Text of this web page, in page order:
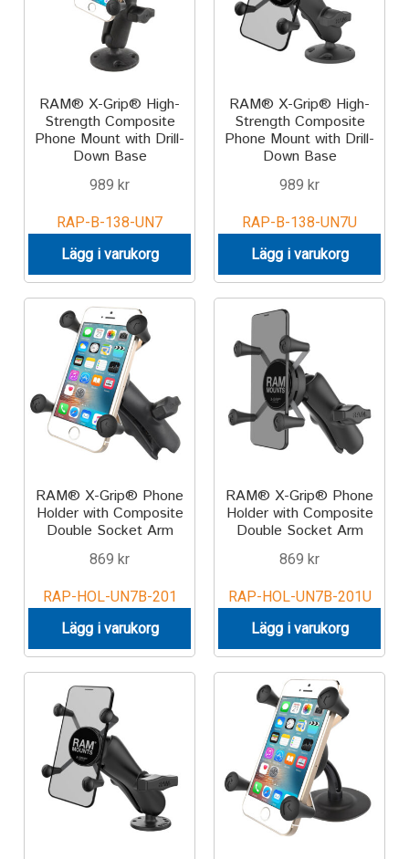
Motorcycle
Power Boat
Scooter
UTV
Vehicle Type
Stand-Up Paddleboard
Wheelchair
TILL FÖRETAG
Handheld Computer
Monitor
Speaker
Forklift
Lift Truck
RAM® X-Grip® High-
Strength Composite
Phone Mount with Drill-
Down Base
989 kr
RAP-B-138-UN7
Lägg i varukorg
RAM® X-Grip® High-
Strength Composite
Phone Mount with Drill-
Down Base
989 kr
RAP-B-138-UN7U
Lägg i varukorg
RAM® X-Grip® Phone
Holder with Composite
Double Socket Arm
869 kr
RAP-HOL-UN7B-201
Lägg i varukorg
RAM® X-Grip® Phone
Holder with Composite
Double Socket Arm
869 kr
RAP-HOL-UN7B-201U
Lägg i varukorg